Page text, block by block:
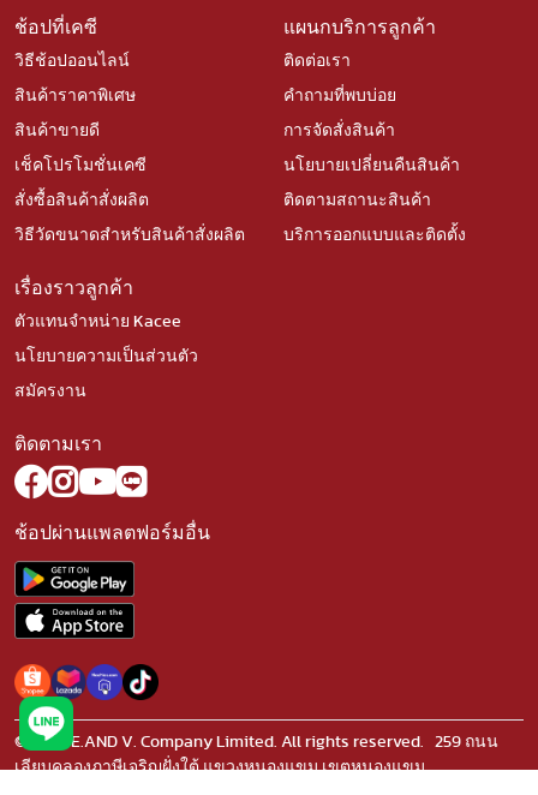
ช้อปที่เคซี
วิธีช้อปออนไลน์
สินค้าราคาพิเศษ
สินค้าขายดี
เช็คโปรโมชั่นเคซี
สั่งซื้อสินค้าสั่งผลิต
วิธีวัดขนาดสำหรับสินค้าสั่งผลิต
แผนกบริการลูกค้า
ติดต่อเรา
คำถามที่พบบ่อย
การจัดสั่งสินค้า
นโยบายเปลี่ยนคืนสินค้า
ติดตามสถานะสินค้า
บริการออกแบบและติดตั้ง
เรื่องราวลูกค้า
ตัวแทนจำหน่าย Kacee
นโยบายความเป็นส่วนตัว
สมัครงาน
ติดตามเรา
ช้อปผ่านแพลตฟอร์มอื่น
© 2023 E.AND V. Company Limited. All rights reserved. 259 ถนน
เลียบคลองภาษีเจริญฝั่งใต้ แขวงหนองแขม เขตหนองแขม